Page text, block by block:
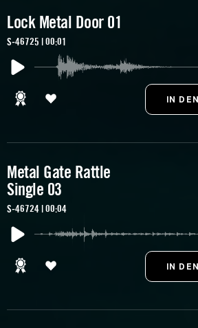
Lock Metal Door 01
S-46725 | 00:01
Metal Gate Rattle
Single 03
S-46724 | 00:04